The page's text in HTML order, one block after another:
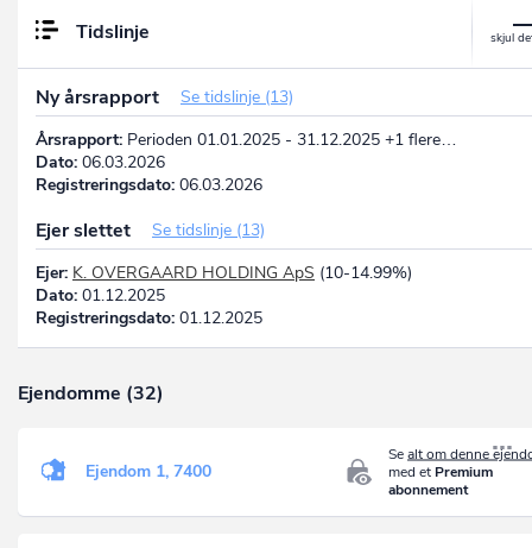
Tidslinje
Ny årsrapport
Se tidslinje (13)
Årsrapport: Perioden 01.01.2025 - 31.12.2025 +1 flere…
Dato: 06.03.2026
Registreringsdato: 06.03.2026
Ejer slettet
Se tidslinje (13)
Ejer: K. OVERGAARD HOLDING ApS (10-14.99%)
Dato: 01.12.2025
Registreringsdato: 01.12.2025
Ejendomme (32)
Sealt om denne
med et Premium
abonnement
Ejendom 1, 7400